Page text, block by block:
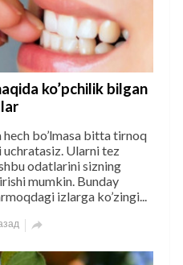
ko’pchilik bilgan
hech bo’lmasa bitta tirnoq
uchratasiz. Ularni tez
odatlarini sizning
mumkin. Bunday
izlarga ko’zingi...
